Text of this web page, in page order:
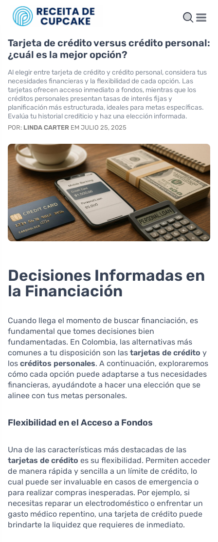
Tarjeta de crédito versus crédito personal:
¿cuál es la mejor opción?
Al elegir entre tarjeta de crédito y crédito personal, considera tus
necesidades financieras y la flexibilidad de cada opción. Las
tarjetas ofrecen acceso inmediato a fondos, mientras que los
créditos personales presentan tasas de interés fijas y
planificación más estructurada, ideales para metas específicas.
Evalúa tu historial crediticio y haz una elección informada.
POR: LINDA CARTER EM JULIO 25, 2025
Decisiones Informadas en
la Financiación
Cuando llega el momento de buscar financiación, es
fundamental que tomes decisiones bien
fundamentadas. En Colombia, las alternativas más
comunes a tu disposición son las tarjetas de crédito y
los créditos personales. A continuación, exploraremos
cómo cada opción puede adaptarse a tus necesidades
financieras, ayudándote a hacer una elección que se
alinee con tus metas personales.
Flexibilidad en el Acceso a Fondos
Una de las características más destacadas de las
tarjetas de crédito es su flexibilidad. Permiten acceder
de manera rápida y sencilla a un límite de crédito, lo
cual puede ser invaluable en casos de emergencia o
para realizar compras inesperadas. Por ejemplo, si
necesitas reparar un electrodoméstico o enfrentar un
gasto médico repentino, una tarjeta de crédito puede
brindarte la liquidez que requieres de inmediato.